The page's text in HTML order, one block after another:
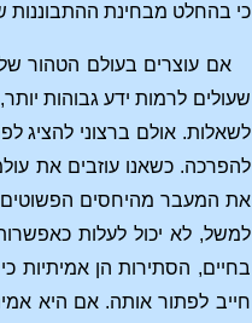
כי בהחלט מבחינת ההתבוננות
אם עוצרים בעולם הטהור
שעולים לרמות ידע גבוהות
לשאלות. אולם ברצוני להציג
להפרכה. כשאנו עוזבים את
את המעבר מהיחסים הפשוטים
למשל, לא יכול לעלות
בחיים, הסתירות הן אמיתיות
חייב לפתור אותה. אם היא